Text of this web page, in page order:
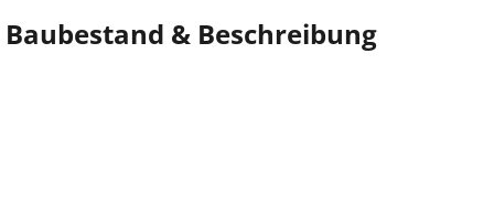
Baubestand & Beschreibung